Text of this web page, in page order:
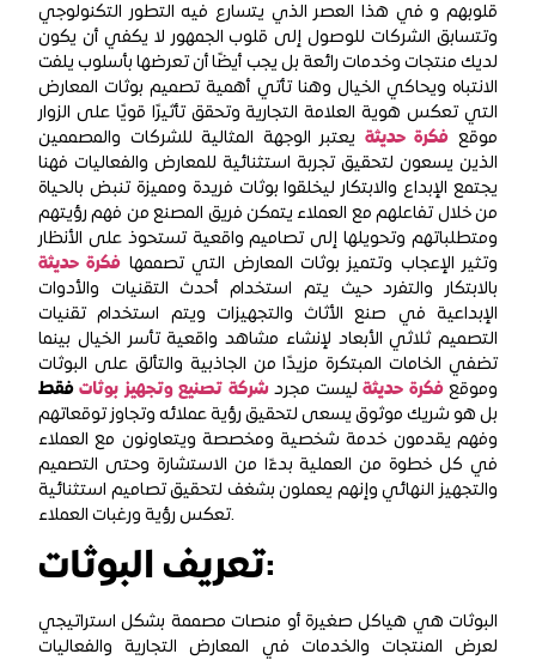
قلوبهم و في هذا العصر الذي يتسارع فيه التطور التكنولوجي
وتتسابق الشركات للوصول إلى قلوب الجمهور لا يكفي أن يكون
لديك منتجات وخدمات رائعة بل يجب أيضًا أن تعرضها بأسلوب يلفت
الانتباه ويحاكي الخيال وهنا تأتي أهمية تصميم بوثات المعارض
التي تعكس هوية العلامة التجارية وتحقق تأثيرًا قويًا على الزوار
موقع فكرة حديثة يعتبر الوجهة المثالية للشركات والمصممين
الذين يسعون لتحقيق تجربة استثنائية للمعارض والفعاليات فهنا
يجتمع الإبداع والابتكار ليخلقوا بوثات فريدة ومميزة تنبض بالحياة
من خلال تفاعلهم مع العملاء يتمكن فريق المصنع من فهم رؤيتهم
ومتطلباتهم وتحويلها إلى تصاميم واقعية تستحوذ على الأنظار
وتثير الإعجاب وتتميز بوثات المعارض التي تصممها فكرة حديثة
بالابتكار والتفرد حيث يتم استخدام أحدث التقنيات والأدوات
الإبداعية في صنع الأثاث والتجهيزات ويتم استخدام تقنيات
التصميم ثلاثي الأبعاد لإنشاء مشاهد واقعية تأسر الخيال بينما
تضفي الخامات المبتكرة مزيدًا من الجاذبية والتألق على البوثات
وموقعفكرة حديثة ليست مجرد شركة تصنيع وتجهيز بوثاتفقط
بل هو شريك موثوق يسعى لتحقيق رؤية عملائه وتجاوز توقعاتهم
وفهم يقدمون خدمة شخصية ومخصصة ويتعاونون مع العملاء
في كل خطوة من العملية بدءًا من الاستشارة وحتى التصميم
والتجهيز النهائي وإنهم يعملون بشغف لتحقيق تصاميم استثنائية
تعكس رؤية ورغبات العملاء.
تعريف البوثات:
البوثات هي هياكل صغيرة أو منصات مصممة بشكل استراتيجي
لعرض المنتجات والخدمات في المعارض التجارية والفعاليات